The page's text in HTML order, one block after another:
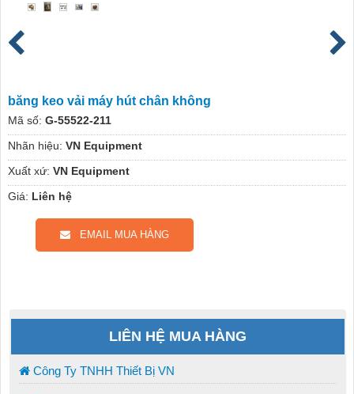
băng keo vải máy hút chân không
Mã số: G-55522-211
Nhãn hiệu: VN Equipment
Xuất xứ: VN Equipment
Giá: Liên hệ
EMAIL MUA HÀNG
LIÊN HỆ MUA HÀNG
Công Ty TNHH Thiết Bị VN